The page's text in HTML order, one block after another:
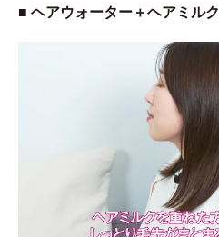
■ ヘアウォーター＋ヘアミルク